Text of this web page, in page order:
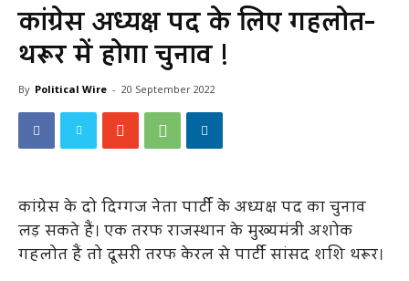
कांग्रेस अध्यक्ष पद के लिए गहलोत-
थरूर में होगा चुनाव !
By Political Wire - 20 September 2022
कांग्रेस के दो दिग्गज नेता पार्टी के अध्यक्ष पद का चुनाव
लड़ सकते हैं। एक तरफ राजस्थान के मुख्यमंत्री अशोक
गहलोत हैं तो दूसरी तरफ केरल से पार्टी सांसद शशि थरूर।